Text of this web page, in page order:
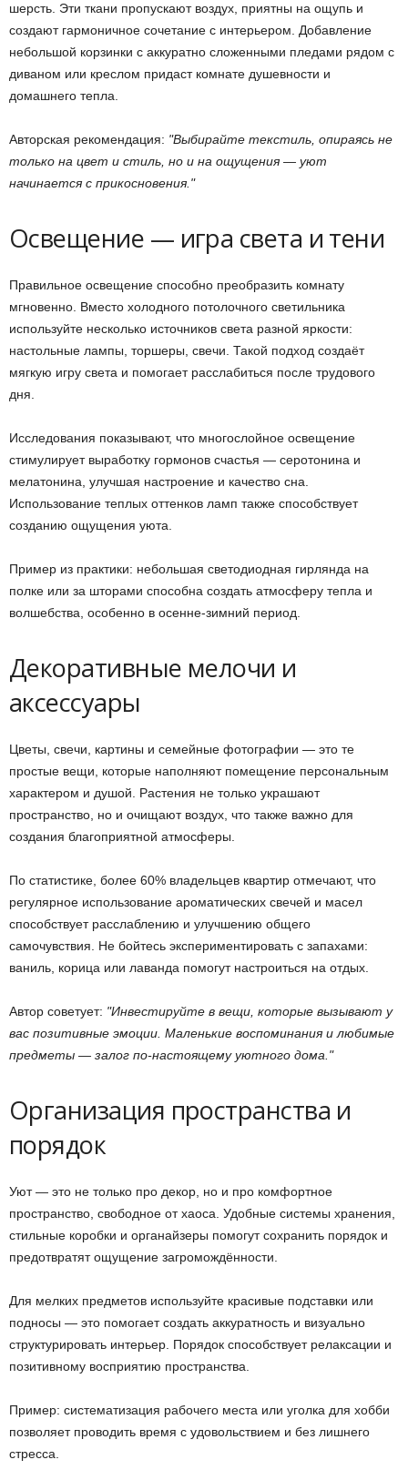
шерсть. Эти ткани пропускают воздух, приятны на ощупь и
создают гармоничное сочетание с интерьером. Добавление
небольшой корзинки с аккуратно сложенными пледами рядом с
диваном или креслом придаст комнате душевности и
домашнего тепла.
Авторская рекомендация:
Выбирайте текстиль, опираясь не
только на цвет и стиль, но и на ощущения — уют
начинается с прикосновения.
Освещение — игра света и тени
Правильное освещение способно преобразить комнату
мгновенно. Вместо холодного потолочного светильника
используйте несколько источников света разной яркости:
настольные лампы, торшеры, свечи. Такой подход создаёт
мягкую игру света и помогает расслабиться после трудового
дня.
Исследования показывают, что многослойное освещение
стимулирует выработку гормонов счастья — серотонина и
мелатонина, улучшая настроение и качество сна.
Использование теплых оттенков ламп также способствует
созданию ощущения уюта.
Пример из практики: небольшая светодиодная гирлянда на
полке или за шторами способна создать атмосферу тепла и
волшебства, особенно в осенне-зимний период.
Декоративные мелочи и
аксессуары
Цветы, свечи, картины и семейные фотографии — это те
простые вещи, которые наполняют помещение персональным
характером и душой. Растения не только украшают
пространство, но и очищают воздух, что также важно для
создания благоприятной атмосферы.
По статистике, более 60% владельцев квартир отмечают, что
регулярное использование ароматических свечей и масел
способствует расслаблению и улучшению общего
самочувствия. Не бойтесь экспериментировать с запахами:
ваниль, корица или лаванда помогут настроиться на отдых.
Автор советует:
Инвестируйте в вещи, которые вызывают у
вас позитивные эмоции. Маленькие воспоминания и любимые
предметы — залог по-настоящему уютного дома.
Организация пространства и
порядок
Уют — это не только про декор, но и про комфортное
пространство, свободное от хаоса. Удобные системы хранения,
стильные коробки и органайзеры помогут сохранить порядок и
предотвратят ощущение загромождённости.
Для мелких предметов используйте красивые подставки или
подносы — это помогает создать аккуратность и визуально
структурировать интерьер. Порядок способствует релаксации и
позитивному восприятию пространства.
Пример: систематизация рабочего места или уголка для хобби
позволяет проводить время с удовольствием и без лишнего
стресса.